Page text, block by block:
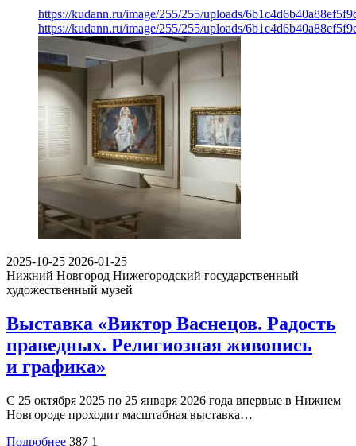
https://kudann.ru/image/255/255/uploads/
https://kudann.ru/image/255/255/uploads/
2025-10-25 2026-01-25
Нижний Новгород Нижегородский государственный
художественный музей
Выставка «Виктор Васнецов. Радость
праведных. Религиозная живопись
и графика»
С 25 октября 2025 по 25 января 2026 года впервые в Нижнем
Новгороде проходит масштабная выставка…
Подробнее 387 1